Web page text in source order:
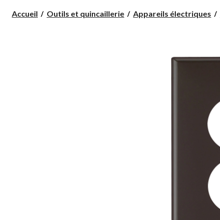
Accueil Outils et quincaillerie Appareils électriques